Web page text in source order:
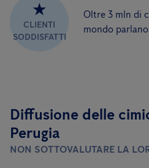
★
CLIENTI
SODDISFATTI
Oltre 3 mln di
mondo
Diffusione delle
Perugia
NON SOTTOVALUTARE LA